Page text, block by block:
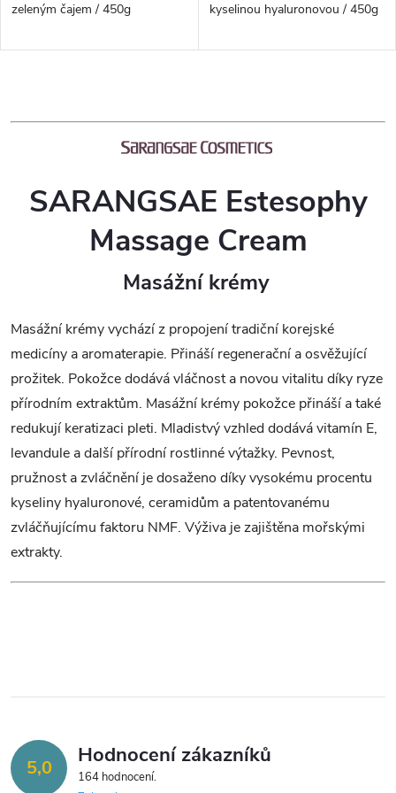
zeleným čajem / 450g
kyselinou hyaluronovou / 450g
c
í
p
r
v
k
y
v
s
u
SARANGSAE Estesophy
Massage Cream
Masážní krémy
Masážní krémy vychází z propojení tradiční korejské
medicíny a aromaterapie. Přináší regenerační a osvěžující
prožitek. Pokožce dodává vláčnost a novou vitalitu díky ryze
přírodním extraktům. Masážní krémy pokožce přináší a také
redukují keratizaci pleti. Mladistvý vzhled dodává vitamín E,
levandule a další přírodní rostlinné výtažky. Pevnost,
pružnost a zvláčnění je dosaženo díky vysokému procentu
kyseliny hyaluronové, ceramidům a patentovanému
zvláčňujícímu faktoru NMF. Výživa je zajištěna mořskými
extrakty.
5,0 Hodnocení zákazníků
164 hodnocení